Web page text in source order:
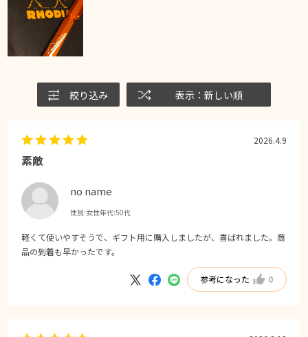
絞り込み 表示：新しい順
素敵
no name
性別:女性年代:50代
2026.4.9
軽くて使いやすそうで、ギフト用に購入しましたが、喜ばれました。商
品の到着も早かったです。
参考になった 0